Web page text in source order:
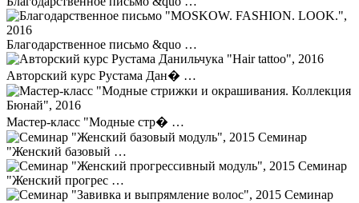
Благодарственное письмо &quo …
Авторский курс Рустама Дан� …
Мастер-класс "Модные стр� …
Семинар
"Женский базовый …
Семинар
"Женский прогрес …
Семинар